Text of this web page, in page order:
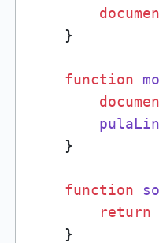
    }
function
    }
function
return
    }